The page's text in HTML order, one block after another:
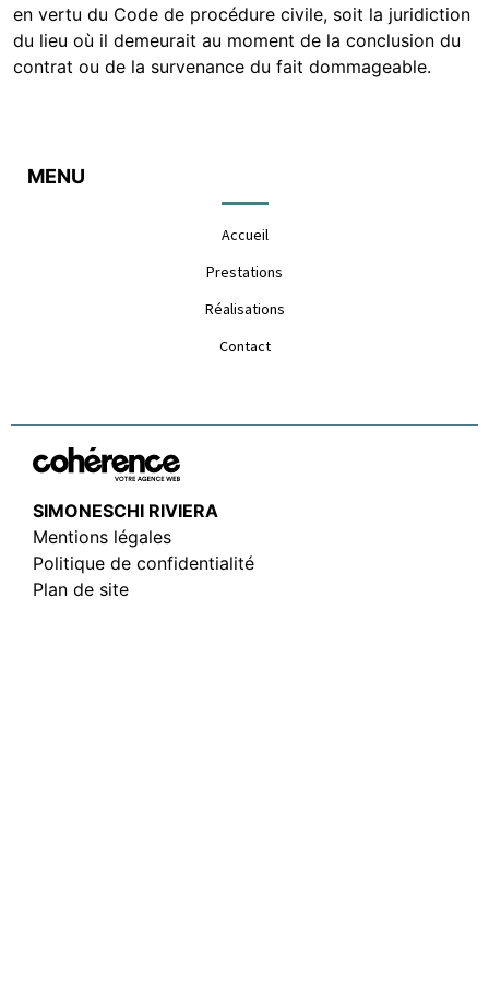
en vertu du Code de procédure civile, soit la juridiction
du lieu où il demeurait au moment de la conclusion du
contrat ou de la survenance du fait dommageable.
MENU
Accueil
Prestations
Réalisations
Contact
SIMONESCHI RIVIERA
Mentions légales
Politique de confidentialité
Plan de site